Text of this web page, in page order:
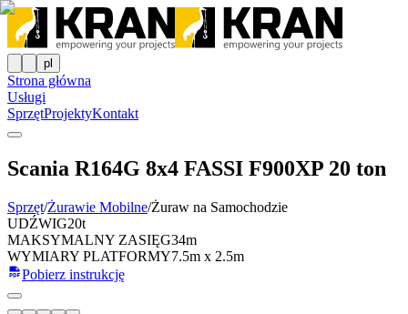
pl
Strona główna
Usługi
SprzętProjektyKontakt
Scania R164G 8x4 FASSI F900XP 20 ton
Sprzęt/Żurawie Mobilne/Żuraw na Samochodzie
UDŹWIG20t
MAKSYMALNY ZASIĘG34m
WYMIARY PLATFORMY7.5m x 2.5m
Pobierz instrukcję